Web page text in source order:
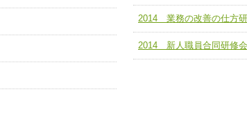
し、強調できる
解と連携を深める
人材養成のためのマネジメ
度医療を必要とする在
】
チーム15【人材養成エキス
チーム16【放射線治療プロ
2014 業務の改善の仕方
2014 新人職員合同研修会